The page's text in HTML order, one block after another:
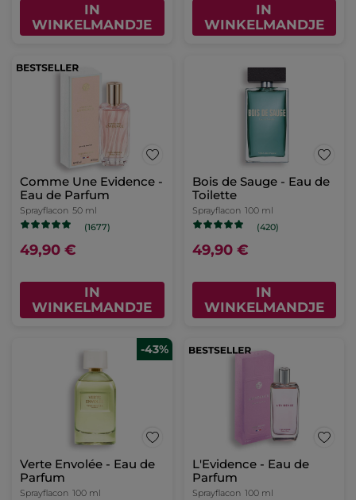
IN
WINKELMANDJE
IN
WINKELMANDJE
Comme Une Evidence -
Eau de Parfum
Sprayflacon 50 ml
(1677)
49,90 €
IN
WINKELMANDJE
Bois de Sauge - Eau de
Toilette
Sprayflacon 100 ml
(420)
49,90 €
IN
WINKELMANDJE
-43%
Verte Envolée - Eau de
Parfum
Sprayflacon 100 ml
L'Evidence - Eau de
Parfum
Sprayflacon 100 ml